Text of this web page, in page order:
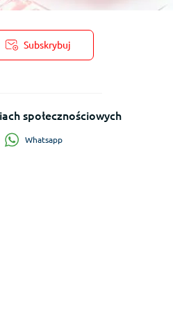
Subskrybuj
społecznościowych
Whatsapp